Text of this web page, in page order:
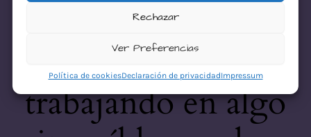
Rechazar
Ver Preferencias
Política de cookiesDeclaración de privacidadImpressum
¡Disculpa este
desastre! Estamos
trabajando en algo